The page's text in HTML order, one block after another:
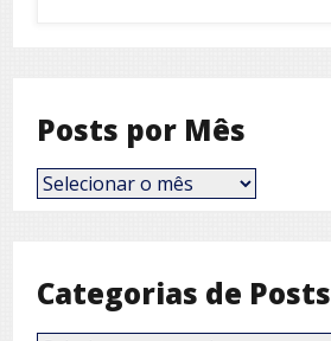
Posts por Mês
Posts
por
Categorias de Posts